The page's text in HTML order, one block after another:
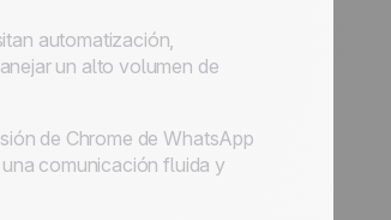
automatización,
un alto volumen de
de Chrome de WhatsApp
comunicación fluida y